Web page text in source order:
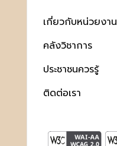
เกี่ยวกับหน่วยงาน
คลังวิชาการ
ประชาชนควรรู้
ติดต่อเรา